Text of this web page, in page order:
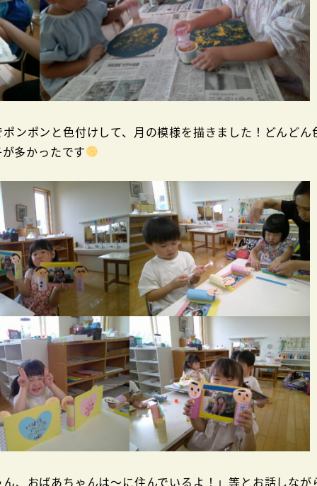
ンポンと色付けして、月の模様を描きました！どんどん
多かったです
、おばあちゃんは～に住んでいるよ！」等とお話しなが